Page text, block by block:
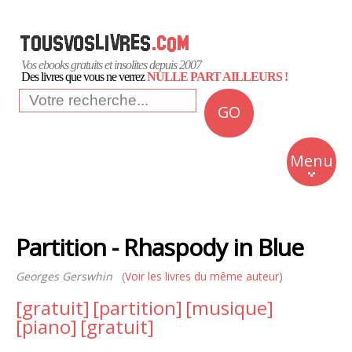
Vos ebooks gratuits et insolites depuis 2007
Des livres que vous ne verrezNULLE PART AILLEURS !
GO
Menu
Insolite
Business
Culture
Quotidien
Partition - Rhaspody in Blue
Georges Gerswhin (Voir les livres du même auteur)
[gratuit] [partition] [musique]
[piano] [gratuit]